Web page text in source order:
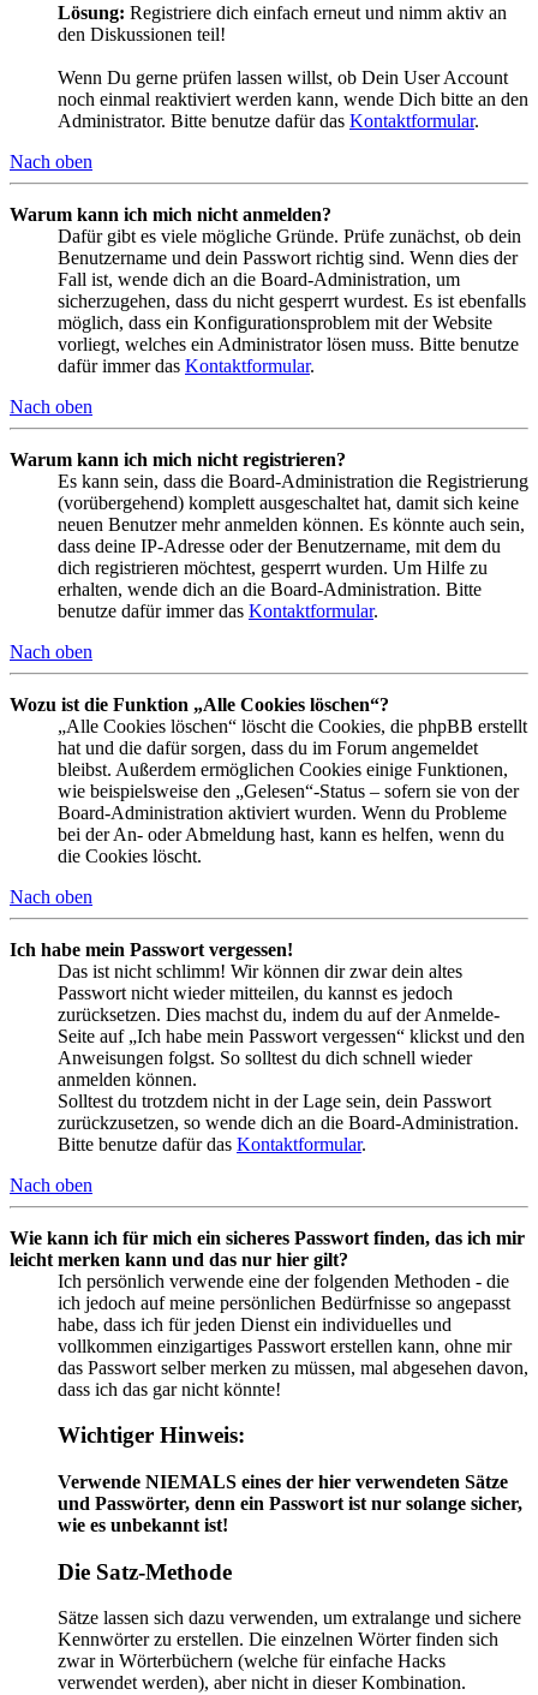
Lösung: Registriere dich einfach erneut und nimm aktiv an
den Diskussionen teil!
Wenn Du gerne prüfen lassen willst, ob Dein User Account
noch einmal reaktiviert werden kann, wende Dich bitte an den
Administrator. Bitte benutze dafür das Kontaktformular.
Nach oben
Warum kann ich mich nicht anmelden?
Dafür gibt es viele mögliche Gründe. Prüfe zunächst, ob dein
Benutzername und dein Passwort richtig sind. Wenn dies der
Fall ist, wende dich an die Board-Administration, um
sicherzugehen, dass du nicht gesperrt wurdest. Es ist ebenfalls
möglich, dass ein Konfigurationsproblem mit der Website
vorliegt, welches ein Administrator lösen muss. Bitte benutze
dafür immer das Kontaktformular.
Nach oben
Warum kann ich mich nicht registrieren?
Es kann sein, dass die Board-Administration die Registrierung
(vorübergehend) komplett ausgeschaltet hat, damit sich keine
neuen Benutzer mehr anmelden können. Es könnte auch sein,
dass deine IP-Adresse oder der Benutzername, mit dem du
dich registrieren möchtest, gesperrt wurden. Um Hilfe zu
erhalten, wende dich an die Board-Administration. Bitte
benutze dafür immer das Kontaktformular.
Nach oben
Wozu ist die Funktion „Alle Cookies löschen“?
„Alle Cookies löschen“ löscht die Cookies, die phpBB erstellt
hat und die dafür sorgen, dass du im Forum angemeldet
bleibst. Außerdem ermöglichen Cookies einige Funktionen,
wie beispielsweise den „Gelesen“-Status – sofern sie von der
Board-Administration aktiviert wurden. Wenn du Probleme
bei der An- oder Abmeldung hast, kann es helfen, wenn du
die Cookies löscht.
Nach oben
Ich habe mein Passwort vergessen!
Das ist nicht schlimm! Wir können dir zwar dein altes
Passwort nicht wieder mitteilen, du kannst es jedoch
zurücksetzen. Dies machst du, indem du auf der Anmelde-
Seite auf „Ich habe mein Passwort vergessen“ klickst und den
Anweisungen folgst. So solltest du dich schnell wieder
anmelden können.
Solltest du trotzdem nicht in der Lage sein, dein Passwort
zurückzusetzen, so wende dich an die Board-Administration.
Bitte benutze dafür das Kontaktformular.
Nach oben
Wie kann ich für mich ein sicheres Passwort finden, das ich mir
leicht merken kann und das nur hier gilt?
Ich persönlich verwende eine der folgenden Methoden - die
ich jedoch auf meine persönlichen Bedürfnisse so angepasst
habe, dass ich für jeden Dienst ein individuelles und
vollkommen einzigartiges Passwort erstellen kann, ohne mir
das Passwort selber merken zu müssen, mal abgesehen davon,
dass ich das gar nicht könnte!
Wichtiger Hinweis:
Verwende NIEMALS eines der hier verwendeten Sätze
und Passwörter, denn ein Passwort ist nur solange sicher,
wie es unbekannt ist!
Die Satz-Methode
Sätze lassen sich dazu verwenden, um extralange und sichere
Kennwörter zu erstellen. Die einzelnen Wörter finden sich
zwar in Wörterbüchern (welche für einfache Hacks
verwendet werden), aber nicht in dieser Kombination.